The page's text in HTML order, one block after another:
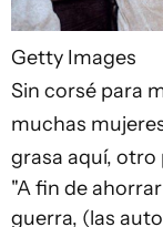
Getty Images
Sin corsé para
muchas
grasa aquí, otro
"A fin de
guerra, (las